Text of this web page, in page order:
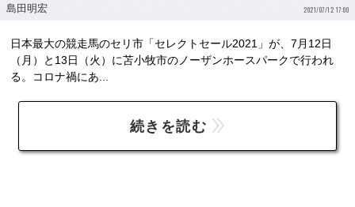
島田明宏 2021/07/12 17:00
日本最大の競走馬のセリ市「セレクトセール2021」が、7月12日
（月）と13日（火）に苫小牧市のノーザンホースパークで行われ
る。コロナ禍にあ...
続きを読む